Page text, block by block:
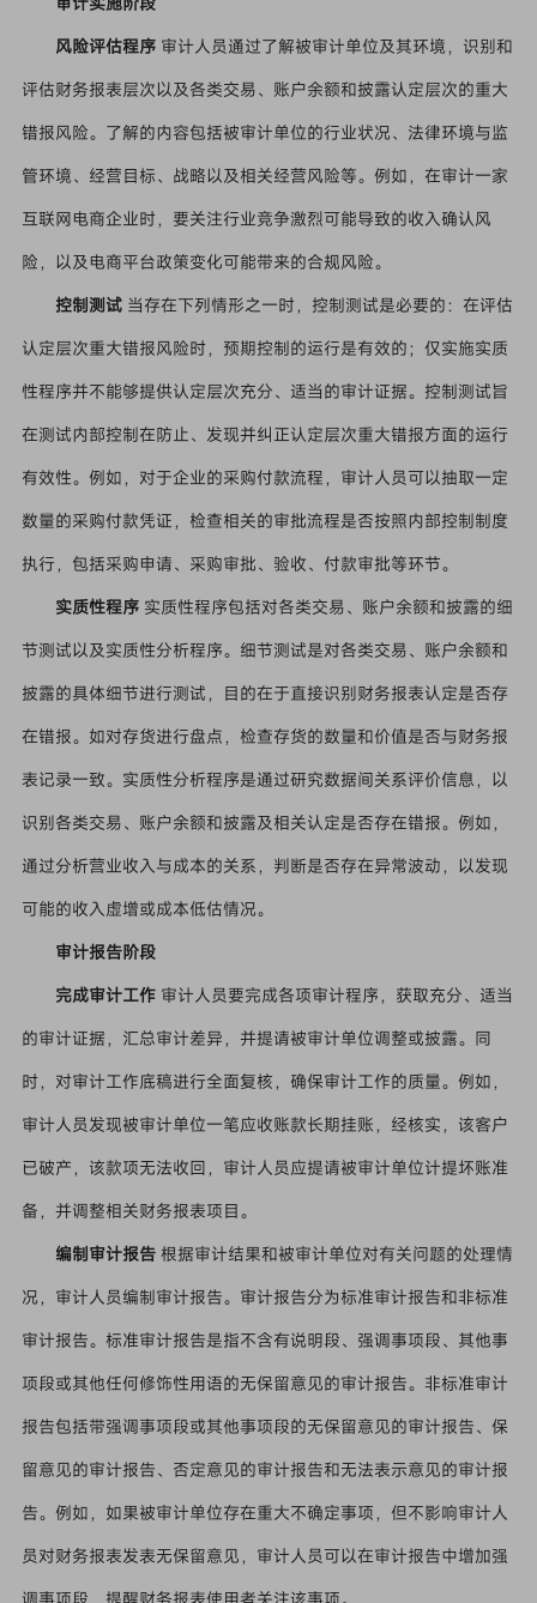
风险评估程序审计人员通过了解被审计单位及其环境，识别和
评估财务报表层次以及各类交易、账户余额和披露认定层次的重大
错报风险。了解的内容包括被审计单位的行业状况、法律环境与监
管环境、经营目标、战略以及相关经营风险等。例如，在审计一家
互联网电商企业时，要关注行业竞争激烈可能导致的收入确认风
险，以及电商平台政策变化可能带来的合规风险。
控制测试当存在下列情形之一时，控制测试是必要的：在评估
认定层次重大错报风险时，预期控制的运行是有效的；仅实施实质
性程序并不能够提供认定层次充分、适当的审计证据。控制测试旨
在测试内部控制在防止、发现并纠正认定层次重大错报方面的运行
有效性。例如，对于企业的采购付款流程，审计人员可以抽取一定
数量的采购付款凭证，检查相关的审批流程是否按照内部控制制度
执行，包括采购申请、采购审批、验收、付款审批等环节。
实质性程序实质性程序包括对各类交易、账户余额和披露的细
节测试以及实质性分析程序。细节测试是对各类交易、账户余额和
披露的具体细节进行测试，目的在于直接识别财务报表认定是否存
在错报。如对存货进行盘点，检查存货的数量和价值是否与财务报
表记录一致。实质性分析程序是通过研究数据间关系评价信息，以
识别各类交易、账户余额和披露及相关认定是否存在错报。例如，
通过分析营业收入与成本的关系，判断是否存在异常波动，以发现
可能的收入虚增或成本低估情况。
审计报告阶段
完成审计工作审计人员要完成各项审计程序，获取充分、适当
的审计证据，汇总审计差异，并提请被审计单位调整或披露。同
时，对审计工作底稿进行全面复核，确保审计工作的质量。例如，
审计人员发现被审计单位一笔应收账款长期挂账，经核实，该客户
已破产，该款项无法收回，审计人员应提请被审计单位计提坏账准
备，并调整相关财务报表项目。
编制审计报告根据审计结果和被审计单位对有关问题的处理情
况，审计人员编制审计报告。审计报告分为标准审计报告和非标准
审计报告。标准审计报告是指不含有说明段、强调事项段、其他事
项段或其他任何修饰性用语的无保留意见的审计报告。非标准审计
报告包括带强调事项段或其他事项段的无保留意见的审计报告、保
留意见的审计报告、否定意见的审计报告和无法表示意见的审计报
告。例如，如果被审计单位存在重大不确定事项，但不影响审计人
员对财务报表发表无保留意见，审计人员可以在审计报告中增加强
调事项段，提醒财务报表使用者关注该事项。